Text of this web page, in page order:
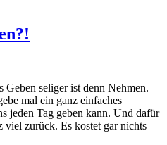
Geben seliger ist denn Nehmen.
mal ein ganz einfaches
jeden Tag geben kann. Und dafür
viel zurück. Es kostet gar nichts